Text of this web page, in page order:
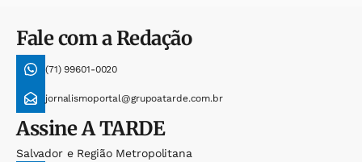
Fale com a Redação
(71) 99601-0020
jornalismoportal@grupoatarde.com.br
AssineA TARDE
Salvador e Região Metropolitana